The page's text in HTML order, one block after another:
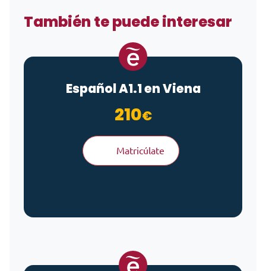
También te puede interesar
Español A1.1 en Viena
210€
Matricúlate